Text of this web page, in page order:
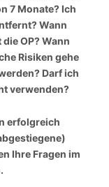
7 Monate? Ich
Wann
OP? Wann
Risiken gehe
Darf ich
verwenden?
erfolgreich
Ihre Fragen im